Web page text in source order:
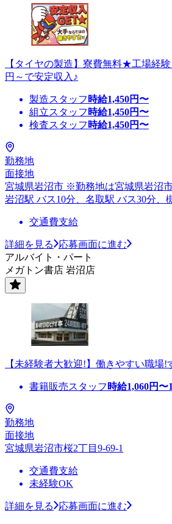
【タイヤの製造】寮費無料★工場経
円～で安定収入♪
製造スタッフ 時給1,450円〜
組立スタッフ 時給1,450円〜
検査スタッフ 時給1,450円〜
勤務地
面接地
宮城県岩沼市 ※勤務地は宮城県岩沼
岩沼駅 バス10分、名取駅 バス30分、
交通費支給
詳細を見る
応募画面に進む
アルバイト・パート
メガトン書店 岩沼店
【未経験者大歓迎!】働きやすい職場!
書籍販売スタッフ 時給1,060円〜
勤務地
面接地
宮城県岩沼市桜2丁目9-69-1
交通費支給
未経験OK
詳細を見る 応募画面に進む